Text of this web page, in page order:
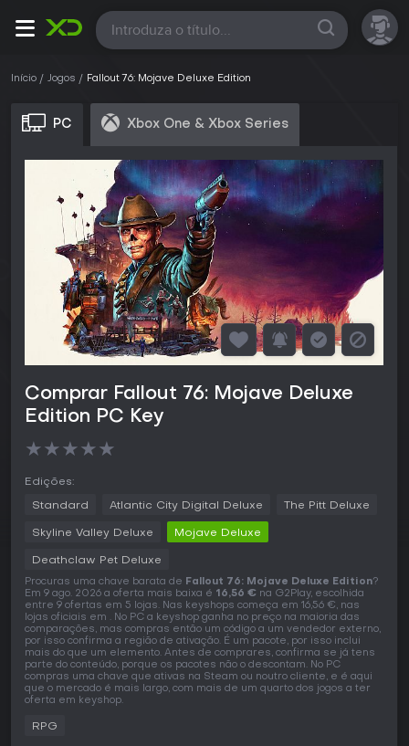
Todas
Início Jogos Fallout 76: Mojave Deluxe Edition
PC Xbox One & Xbox Series
Comprar Fallout 76: Mojave Deluxe
Edition PC Key
★★★★★
Edições:
Standard Atlantic City Digital Deluxe The Pitt Deluxe
Skyline Valley Deluxe Mojave Deluxe
Deathclaw Pet Deluxe
Procuras uma chave barata de Fallout 76: Mojave Deluxe Edition?
Em 9 ago. 2026 a oferta mais baixa é 16,56 € na G2Play, escolhida
entre 9 ofertas em 5 lojas. Nas keyshops começa em 16,56 €, nas
lojas oficiais em . No PC a keyshop ganha no preço na maioria das
comparações, mas compras então um código a um vendedor externo,
por isso confirma a região de ativação. É um pacote, por isso inclui
mais do que um elemento. Antes de comprares, confirma se já tens
parte do conteúdo, porque os pacotes não o descontam. No PC
compras uma chave que ativas na Steam ou noutro cliente, e é aqui
que o mercado é mais largo, com mais de um quarto dos jogos a ter
oferta em keyshop.
RPG